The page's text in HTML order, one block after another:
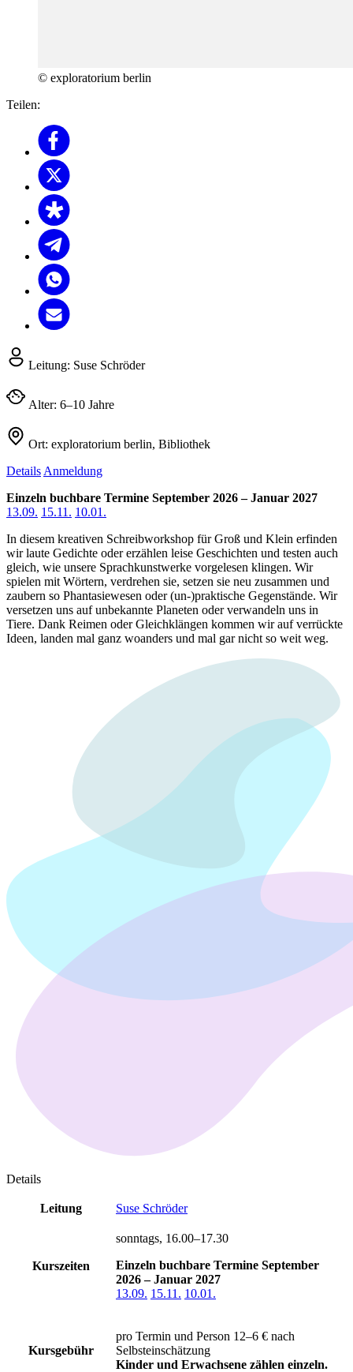
© exploratorium berlin
Teilen:
Leitung: Suse Schröder
Alter: 6–10 Jahre
Ort: exploratorium berlin, Bibliothek
Details Anmeldung
Einzeln buchbare Termine September 2026 – Januar 2027
13.09. 15.11. 10.01.
In diesem kreativen Schreibworkshop für Groß und Klein erfinden
wir laute Gedichte oder erzählen leise Geschichten und testen auch
gleich, wie unsere Sprachkunstwerke vorgelesen klingen. Wir
spielen mit Wörtern, verdrehen sie, setzen sie neu zusammen und
zaubern so Phantasiewesen oder (un-)praktische Gegenstände. Wir
versetzen uns auf unbekannte Planeten oder verwandeln uns in
Tiere. Dank Reimen oder Gleichklängen kommen wir auf verrückte
Ideen, landen mal ganz woanders und mal gar nicht so weit weg.
Details
Leitung Suse Schröder
Kurszeiten
sonntags, 16.00–17.30
Einzeln buchbare Termine September
2026 – Januar 2027
13.09. 15.11. 10.01.
Kursgebühr
pro Termin und Person 12–6 € nach
Selbsteinschätzung
Kinder und Erwachsene zählen einzeln.